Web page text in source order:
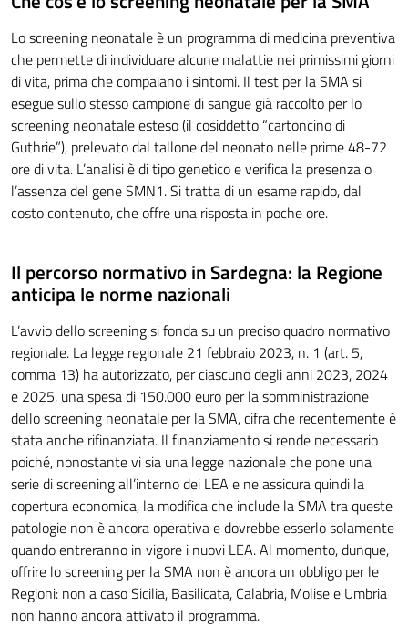
Lo screening neonatale è un programma di medicina preventiva
che permette di individuare alcune malattie nei primissimi giorni
di vita, prima che compaiano i sintomi. Il test per la SMA si
esegue sullo stesso campione di sangue già raccolto per lo
screening neonatale esteso (il cosiddetto “cartoncino di
Guthrie”), prelevato dal tallone del neonato nelle prime 48-72
ore di vita. L’analisi è di tipo genetico e verifica la presenza o
l’assenza del gene SMN1. Si tratta di un esame rapido, dal
costo contenuto, che offre una risposta in poche ore.
Il percorso normativo in Sardegna: la Regione
anticipa le norme nazionali
L’avvio dello screening si fonda su un preciso quadro normativo
regionale. La legge regionale 21 febbraio 2023, n. 1 (art. 5,
comma 13) ha autorizzato, per ciascuno degli anni 2023, 2024
e 2025, una spesa di 150.000 euro per la somministrazione
dello screening neonatale per la SMA, cifra che recentemente è
stata anche rifinanziata. Il finanziamento si rende necessario
poiché, nonostante vi sia una legge nazionale che pone una
serie di screening all’interno dei LEA e ne assicura quindi la
copertura economica, la modifica che include la SMA tra queste
patologie non è ancora operativa e dovrebbe esserlo solamente
quando entreranno in vigore i nuovi LEA. Al momento, dunque,
offrire lo screening per la SMA non è ancora un obbligo per le
Regioni: non a caso Sicilia, Basilicata, Calabria, Molise e Umbria
non hanno ancora attivato il programma.